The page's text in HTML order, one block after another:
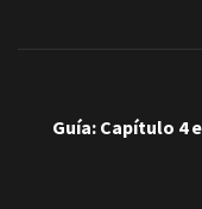
Guía: Capítulo 4